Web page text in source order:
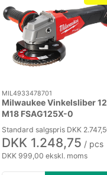
MIL4933478701
Milwaukee Vinkelsliber
M18 FSAG125X-0
Standard salgspris DKK
DKK 1.248,75 / pcs
DKK 999,00 ekskl. moms